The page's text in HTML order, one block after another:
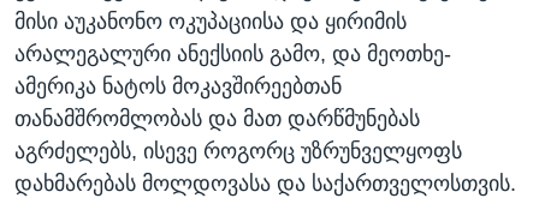
მისი აუკანონო ოკუპაციისა და ყირიმის
არალეგალური ანექსიის გამო, და მეოთხე-
ამერიკა ნატოს მოკავშირეებთან
თანამშრომლობას და მათ დარწმუნებას
აგრძელებს, ისევე როგორც უზრუნველყოფს
დახმარებას მოლდოვასა და საქართველოსთვის.